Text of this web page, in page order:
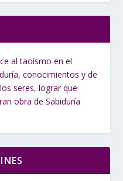
al taoísmo en el
conocimientos y de
seres, lograr que
obra de Sabiduría